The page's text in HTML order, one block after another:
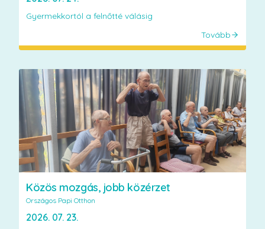
Gyermekkortól a felnőtté válásig
Tovább
Közös mozgás, jobb közérzet
Országos Papi Otthon
2026. 07. 23.